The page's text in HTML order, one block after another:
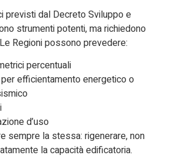
previsti dal Decreto Sviluppo e
strumenti potenti, ma richiedono
Regioni possono prevedere:
percentuali
efficientamento energetico o
d’uso
sempre la stessa: rigenerare, non
la capacità edificatoria.